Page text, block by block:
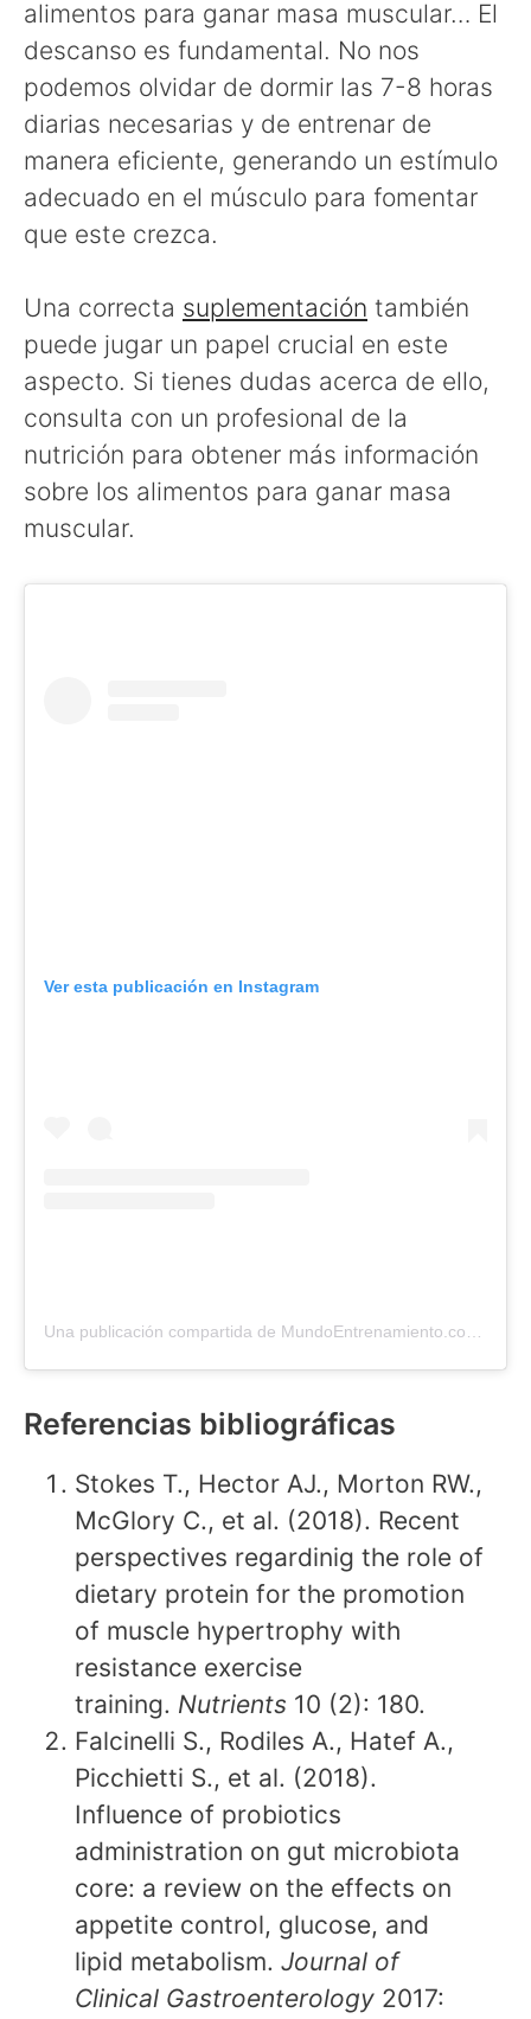
alimentos para ganar masa muscular… El
descanso es fundamental. No nos
podemos olvidar de dormir las 7-8 horas
diarias necesarias y de entrenar de
manera eficiente, generando un estímulo
adecuado en el músculo para fomentar
que este crezca.
Una correcta suplementación también
puede jugar un papel crucial en este
aspecto. Si tienes dudas acerca de ello,
consulta con un profesional de la
nutrición para obtener más información
sobre los alimentos para ganar masa
muscular.
Ver esta publicación en Instagram
Referencias bibliográficas
Stokes T., Hector AJ., Morton RW.,
McGlory C., et al. (2018). Recent
perspectives regardinig the role of
dietary protein for the promotion
of muscle hypertrophy with
resistance exercise
training. Nutrients 10 (2): 180.
Falcinelli S., Rodiles A., Hatef A.,
Picchietti S., et al. (2018).
Influence of probiotics
administration on gut microbiota
core: a review on the effects on
appetite control, glucose, and
lipid metabolism. Journal of
Clinical Gastroenterology 2017: